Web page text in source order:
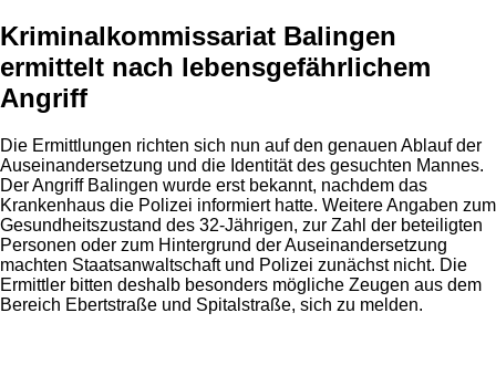
Kriminalkommissariat Balingen
ermittelt nach lebensgefährlichem
Angriff
Die Ermittlungen richten sich nun auf den genauen Ablauf der
Auseinandersetzung und die Identität des gesuchten Mannes.
Der Angriff Balingen wurde erst bekannt, nachdem das
Krankenhaus die Polizei informiert hatte. Weitere Angaben zum
Gesundheitszustand des 32-Jährigen, zur Zahl der beteiligten
Personen oder zum Hintergrund der Auseinandersetzung
machten Staatsanwaltschaft und Polizei zunächst nicht. Die
Ermittler bitten deshalb besonders mögliche Zeugen aus dem
Bereich Ebertstraße und Spitalstraße, sich zu melden.